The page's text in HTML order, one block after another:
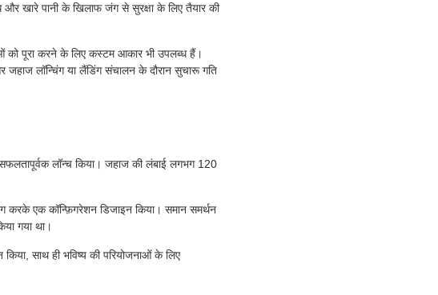
और खारे पानी के खिलाफ जंग से सुरक्षा के लिए तैयार की
को पूरा करने के लिए कस्टम आकार भी उपलब्ध हैं।
जहाज लॉन्चिंग या लैंडिंग संचालन के दौरान सुचारू गति
लॉन्च किया। जहाज की लंबाई लगभग 120
एक कॉन्फ़िगरेशन डिजाइन किया। समान समर्थन
गया था।
साथ ही भविष्य की परियोजनाओं के लिए